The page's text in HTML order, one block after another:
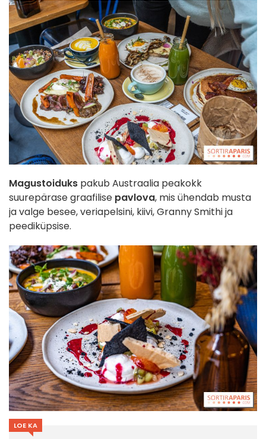
Magustoiduks pakub Austraalia peakokk
suurepärase graafilise pavlova, mis ühendab musta
ja valge besee, veriapelsini, kiivi, Granny Smithi ja
peediküpsise.
LOE KA